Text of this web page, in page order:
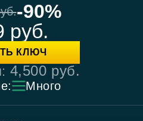
-90%
руб.
КЛЮЧ
4,500 руб.
Много